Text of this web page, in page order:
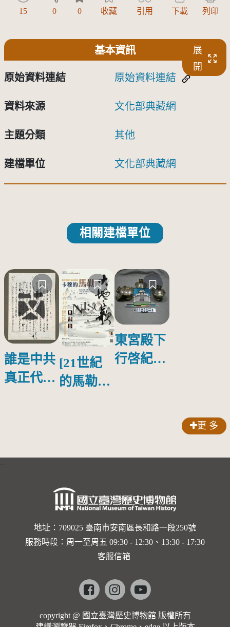
15 0 0 收藏 引用 下載 列印
基本資訊
展
開
原始資料連結 原始資料連結
資料來源 文化部典藏網
主題分類 其他
建檔單位 文化部典藏網
相關建檔單位
誰是中共
真正代言
[21世紀
的馬勒、
的依戀—
勒大地之
歌]【對
世界與生
命的依戀
馬勒大地
之歌】
東宮殿下
行啓紀念
更 多
地址：709025 臺南市安南區長和路一段250號
服務時段：周一至周五 09:30 - 12:30、13:30 - 17:30
客服信箱
Facebookinstagramyoutube
copyright @ 國立臺灣歷史博物館 版權所有